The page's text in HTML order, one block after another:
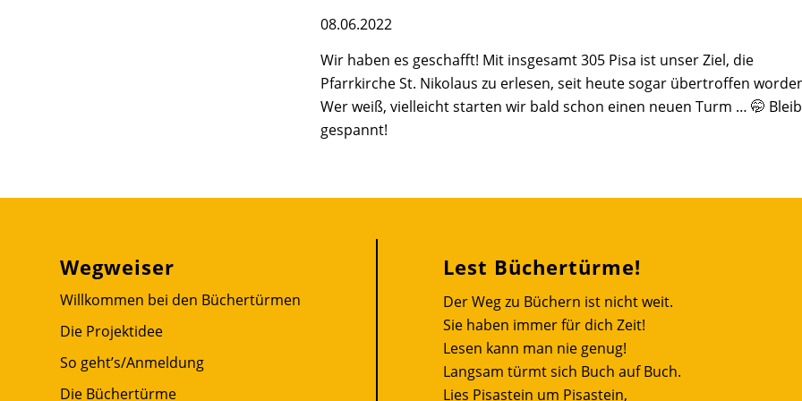
08.06.2022
Wir haben es geschafft! Mit insgesamt 305 Pisa ist unser Ziel, die
Pfarrkirche St. Nikolaus zu erlesen, seit heute sogar übertroffen
Wer weiß, vielleicht starten wir bald schon einen neuen Turm … 🤭
gespannt!
Wegweiser
Willkommen bei den Büchertürmen
Die Projektidee
So geht’s/Anmeldung
Die Büchertürme
Lest Büchertürme!
Der Weg zu Büchern ist nicht weit.
Sie haben immer für dich Zeit!
Lesen kann man nie genug!
Langsam türmt sich Buch auf Buch.
Lies Pisastein um Pisastein,